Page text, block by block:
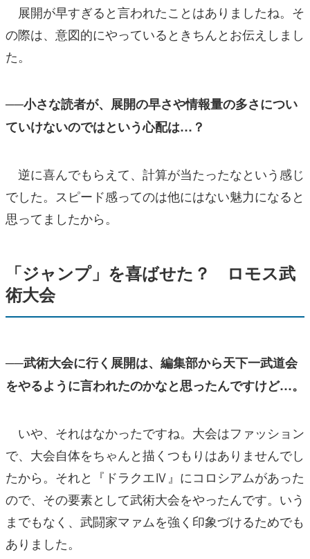
展開が早すぎると言われたことはありましたね。そ
の際は、意図的にやっているときちんとお伝えしまし
た。
──小さな読者が、展開の早さや情報量の多さについ
ていけないのではという心配は…？
逆に喜んでもらえて、計算が当たったなという感じ
でした。スピード感ってのは他にはない魅力になると
思ってましたから。
「ジャンプ」を喜ばせた？ ロモス武
術大会
──武術大会に行く展開は、編集部から天下一武道会
をやるように言われたのかなと思ったんですけど…。
いや、それはなかったですね。大会はファッション
で、大会自体をちゃんと描くつもりはありませんでし
たから。それと『ドラクエⅣ』にコロシアムがあった
ので、その要素として武術大会をやったんです。いう
までもなく、武闘家マァムを強く印象づけるためでも
ありました。